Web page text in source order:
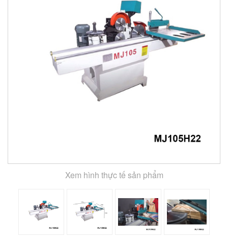
Xem hình thực tế sản phẩm